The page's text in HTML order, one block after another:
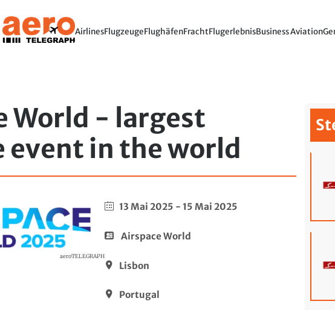
AirlinesFlugzeugeFlughäfenFrachtFlugerlebnisBusiness Aviation
World - largest
event in the world
aeroTELEGRAPH
13 Mai 2025 -15 Mai 2025
Airspace World
Lisbon
Portugal